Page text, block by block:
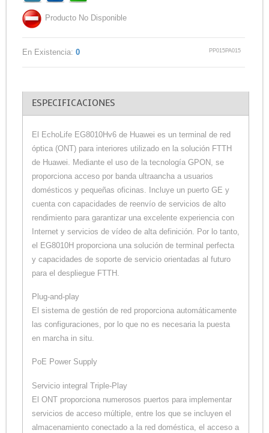
Producto No Disponible
En Existencia: 0 PP015PA015
ESPECIFICACIONES
El EchoLife EG8010Hv6 de Huawei es un terminal de red
óptica (ONT) para interiores utilizado en la solución FTTH
de Huawei. Mediante el uso de la tecnología GPON, se
proporciona acceso por banda ultraancha a usuarios
domésticos y pequeñas oficinas. Incluye un puerto GE y
cuenta con capacidades de reenvío de servicios de alto
rendimiento para garantizar una excelente experiencia con
Internet y servicios de vídeo de alta definición. Por lo tanto,
el EG8010H proporciona una solución de terminal perfecta
y capacidades de soporte de servicio orientadas al futuro
para el despliegue FTTH.
Plug-and-play
El sistema de gestión de red proporciona automáticamente
las configuraciones, por lo que no es necesaria la puesta
en marcha in situ.
PoE Power Supply
Servicio integral Triple-Play
El ONT proporciona numerosos puertos para implementar
servicios de acceso múltiple, entre los que se incluyen el
almacenamiento conectado a la red doméstica, el acceso a